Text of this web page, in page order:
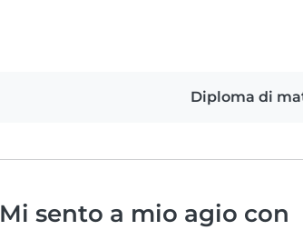
Diploma di
Mi sento a mio agio con